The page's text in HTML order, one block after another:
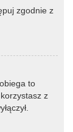
zgodnie z
to
z